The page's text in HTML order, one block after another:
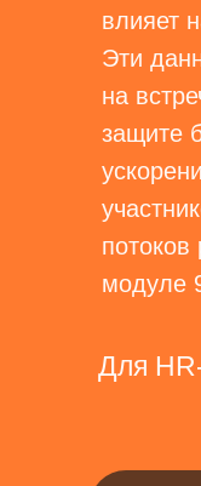
Для
влияет
Эти
на
защите
модуле